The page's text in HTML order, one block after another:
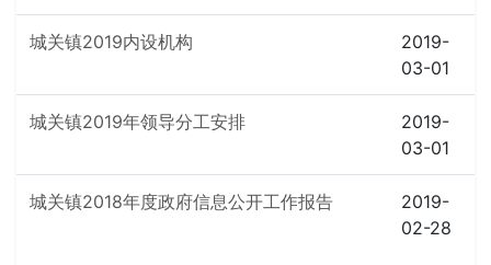
城关镇2019内设机构
2019-
03-01
城关镇2019年领导分工安排
2019-
03-01
城关镇2018年度政府信息公开工作报告
2019-
02-28